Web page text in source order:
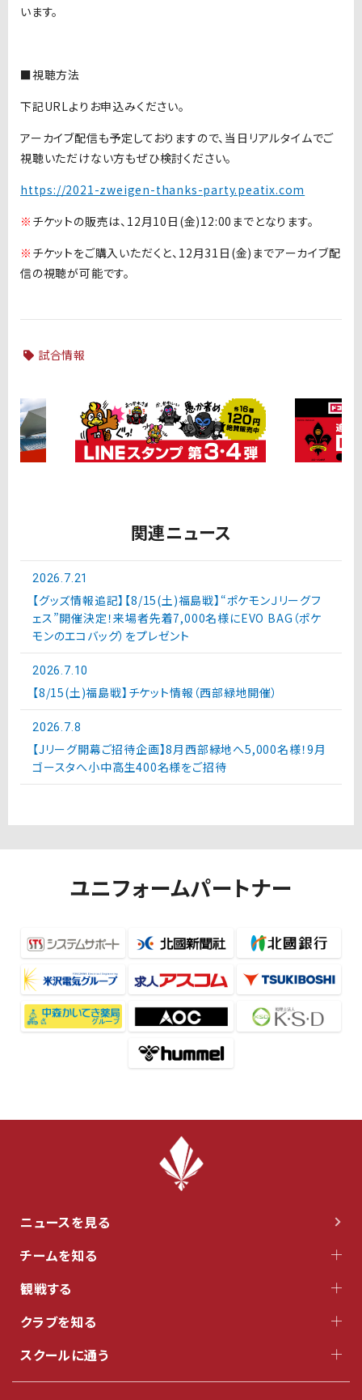
います。
■視聴方法
下記URLよりお申込みください。
アーカイブ配信も予定しておりますので、当日リアルタイムでご
視聴いただけない方もぜひ検討ください。
https://2021-zweigen-thanks-party.peatix.com
※ チケットの販売は、12月10日(金)12:00までとなります。
※ チケットをご購入いただくと、12月31日(金)までアーカイブ配
信の視聴が可能です。
試合情報
関連ニュース
2026.7.21
【グッズ情報追記】【8/15(土)福島戦】“ポケモンＪリーグフ
ェス”開催決定！来場者先着7,000名様にEVO BAG（ポケ
モンのエコバッグ）をプレゼント
2026.7.10
【8/15(土)福島戦】チケット情報（西部緑地開催）
2026.7.8
【Jリーグ開幕ご招待企画】8月西部緑地へ5,000名様！9月
ゴースタへ小中高生400名様をご招待
ユニフォームパートナー
ニュースを見る
チームを知る
観戦する
クラブを知る
スクールに通う